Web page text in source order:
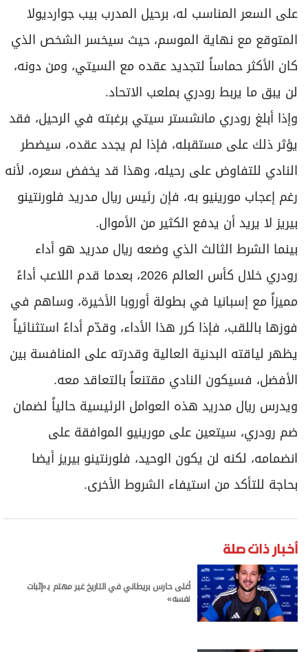
على السعر المناسب له، برحيل المدرب بيب جوارديولا
المتوقع مع نهاية الموسم، حيث سيخسر الشخص الذي
كان الأكثر حماساً لتجديد عقده مع السيتي، ومن دونه،
لن يبق ما يربط رودري بملعب الاتحاد.
وإذا أبلغ رودري مانشستر سيتي برغبته في الرحيل، فقد
يؤثر ذلك على مستقبله، فإذا لم يجدد عقده، سيضطر
النادي للتفاوض على رحيله، وهذا قد يخفض سعره، لأنه
رغم إعجاب مورينيو به، فإن رئيس ريال مدريد فلورنتينو
بيريز لا يريد أن يدفع الكثير من الأموال.
بينما الشرط الثالث الذي وضعه ريال مدريد هو أداء
رودري خلال كأس العالم 2026، بعدما قدم اللاعب أداءً
مميزاً مع إسبانيا في بطولة أوروبا الأخيرة، وساهم في
فوزها باللقب، فإذا كرر هذا الأداء، وقدّم أداءً استثنائياً
يظهر لياقته البدنية العالية وقدرته على المنافسة بين
الأفضل، فسيكون النادي مقتنعاً بالتعاقد معه.
ويدرس ريال مدريد هذه العوامل الرئيسية حالياً لضمان
ضم رودري، سيتعين على مورينيو الموافقة على
انضمامه، لكنه لن يكون الوحيد، فلورنتينو بيريز أيضا
بحاجة للتأكد من استيفاء الشروط الأخرى.
أخبار ذات صلة
أغلى حارس بريطاني في التاريخ غير مهتم بـ«إثبات
نفسه»